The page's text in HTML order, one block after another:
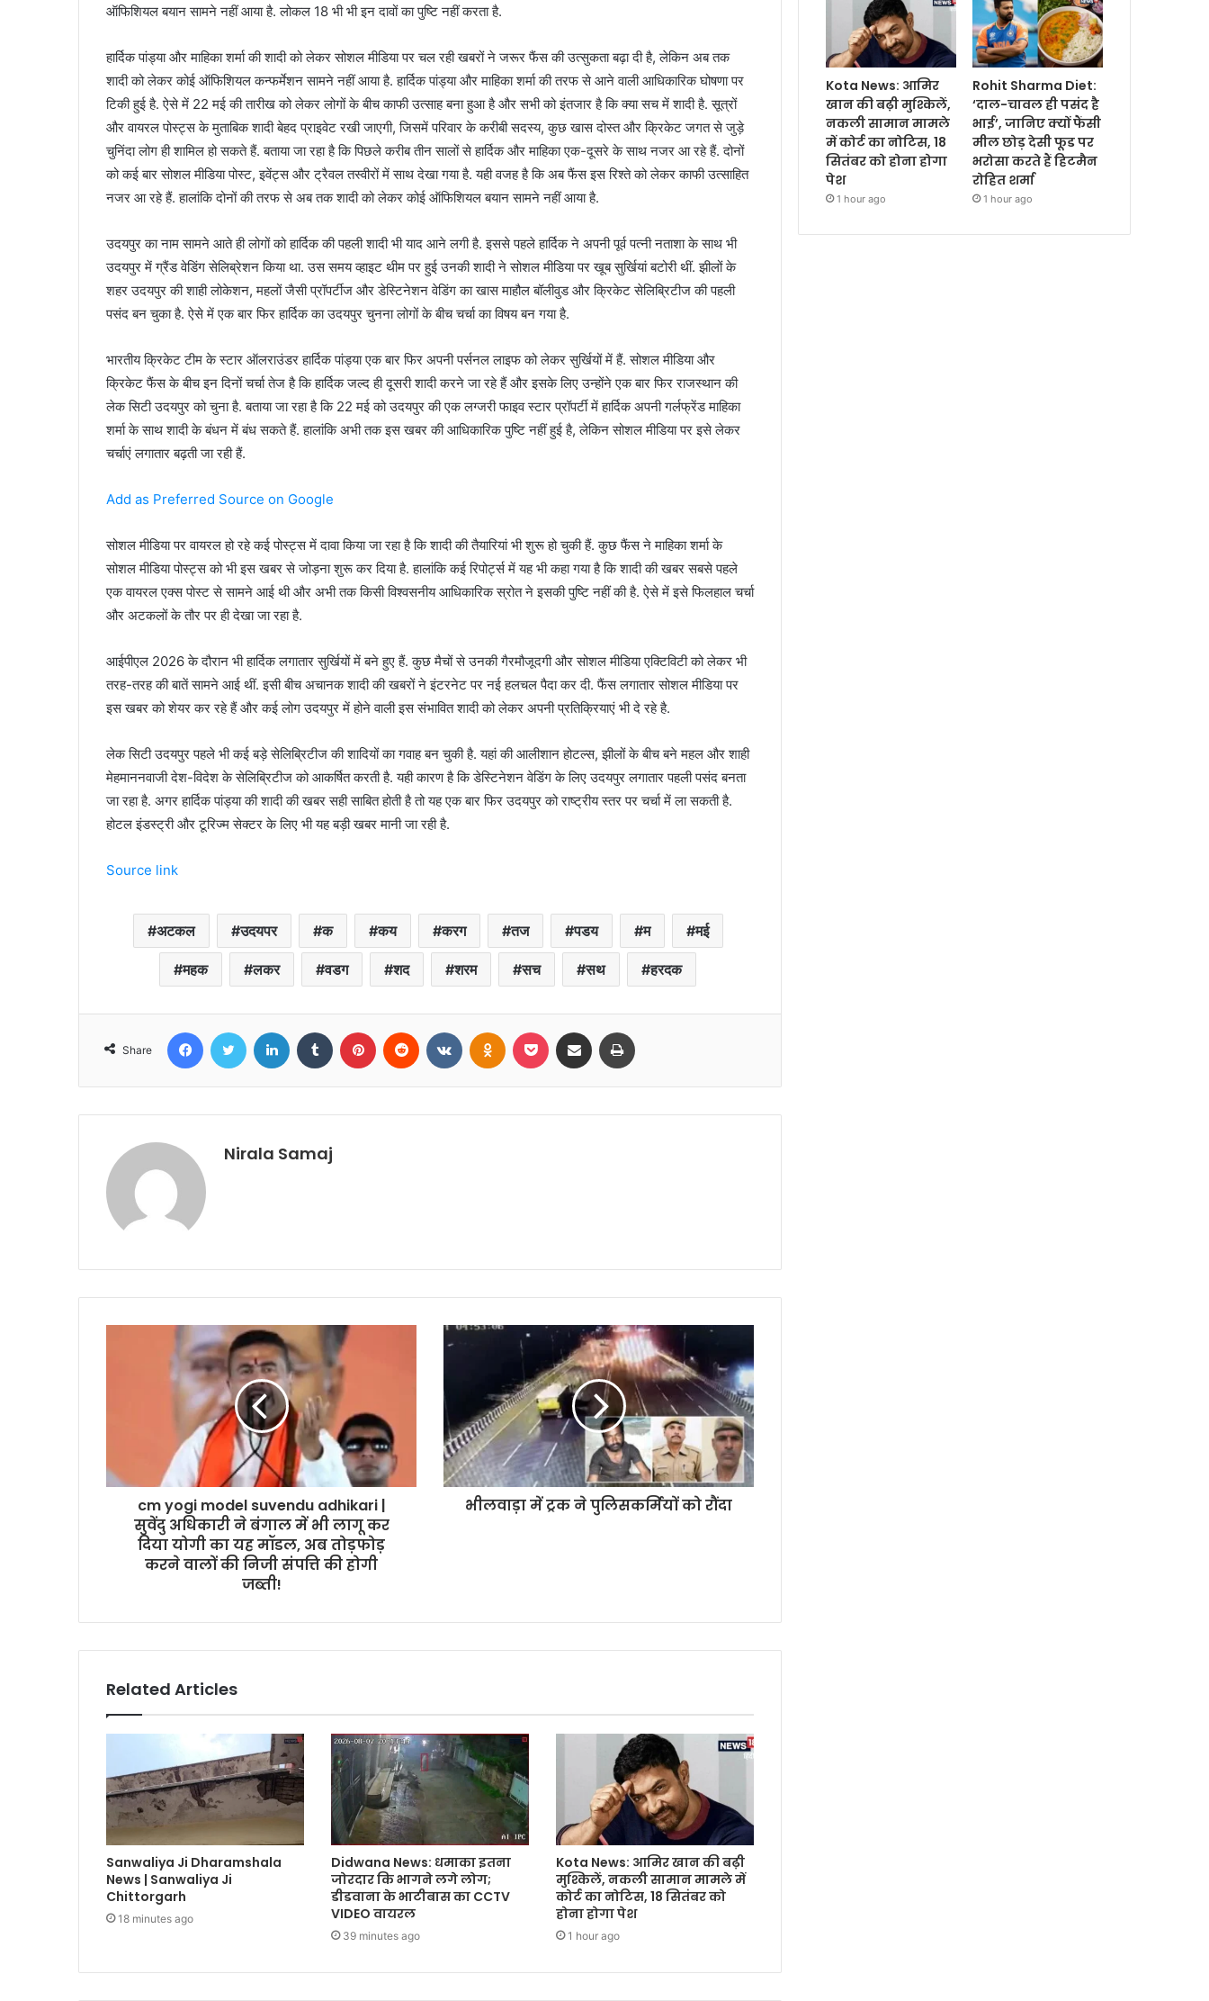
ऑफिशियल बयान सामने नहीं आया है. लोकल 18 भी भी इन दावों का पुष्टि नहीं करता है.
हार्दिक पांड्या और माहिका शर्मा की शादी को लेकर सोशल मीडिया पर चल रही खबरों ने जरूर फैंस की उत्सुकता बढ़ा दी है, लेकिन अब तक
शादी को लेकर कोई ऑफिशियल कन्फर्मेशन सामने नहीं आया है. हार्दिक पांड्या और माहिका शर्मा की तरफ से आने वाली आधिकारिक घोषणा पर
टिकी हुई है. ऐसे में 22 मई की तारीख को लेकर लोगों के बीच काफी उत्साह बना हुआ है और सभी को इंतजार है कि क्या सच में शादी है. सूत्रों
और वायरल पोस्ट्स के मुताबिक शादी बेहद प्राइवेट रखी जाएगी, जिसमें परिवार के करीबी सदस्य, कुछ खास दोस्त और क्रिकेट जगत से जुड़े
चुनिंदा लोग ही शामिल हो सकते हैं. बताया जा रहा है कि पिछले करीब तीन सालों से हार्दिक और माहिका एक-दूसरे के साथ नजर आ रहे हैं. दोनों
को कई बार सोशल मीडिया पोस्ट, इवेंट्स और ट्रैवल तस्वीरों में साथ देखा गया है. यही वजह है कि अब फैंस इस रिश्ते को लेकर काफी उत्साहित
नजर आ रहे हैं. हालांकि दोनों की तरफ से अब तक शादी को लेकर कोई ऑफिशियल बयान सामने नहीं आया है.
उदयपुर का नाम सामने आते ही लोगों को हार्दिक की पहली शादी भी याद आने लगी है. इससे पहले हार्दिक ने अपनी पूर्व पत्नी नताशा के साथ भी
उदयपुर में ग्रैंड वेडिंग सेलिब्रेशन किया था. उस समय व्हाइट थीम पर हुई उनकी शादी ने सोशल मीडिया पर खूब सुर्खियां बटोरी थीं. झीलों के
शहर उदयपुर की शाही लोकेशन, महलों जैसी प्रॉपर्टीज और डेस्टिनेशन वेडिंग का खास माहौल बॉलीवुड और क्रिकेट सेलिब्रिटीज की पहली
पसंद बन चुका है. ऐसे में एक बार फिर हार्दिक का उदयपुर चुनना लोगों के बीच चर्चा का विषय बन गया है.
भारतीय क्रिकेट टीम के स्टार ऑलराउंडर हार्दिक पांड्या एक बार फिर अपनी पर्सनल लाइफ को लेकर सुर्खियों में हैं. सोशल मीडिया और
क्रिकेट फैंस के बीच इन दिनों चर्चा तेज है कि हार्दिक जल्द ही दूसरी शादी करने जा रहे हैं और इसके लिए उन्होंने एक बार फिर राजस्थान की
लेक सिटी उदयपुर को चुना है. बताया जा रहा है कि 22 मई को उदयपुर की एक लग्जरी फाइव स्टार प्रॉपर्टी में हार्दिक अपनी गर्लफ्रेंड माहिका
शर्मा के साथ शादी के बंधन में बंध सकते हैं. हालांकि अभी तक इस खबर की आधिकारिक पुष्टि नहीं हुई है, लेकिन सोशल मीडिया पर इसे लेकर
चर्चाएं लगातार बढ़ती जा रही हैं.
Add as Preferred Source on Google
सोशल मीडिया पर वायरल हो रहे कई पोस्ट्स में दावा किया जा रहा है कि शादी की तैयारियां भी शुरू हो चुकी हैं. कुछ फैंस ने माहिका शर्मा के
सोशल मीडिया पोस्ट्स को भी इस खबर से जोड़ना शुरू कर दिया है. हालांकि कई रिपोर्ट्स में यह भी कहा गया है कि शादी की खबर सबसे पहले
एक वायरल एक्स पोस्ट से सामने आई थी और अभी तक किसी विश्वसनीय आधिकारिक स्रोत ने इसकी पुष्टि नहीं की है. ऐसे में इसे फिलहाल चर्चा
और अटकलों के तौर पर ही देखा जा रहा है.
आईपीएल 2026 के दौरान भी हार्दिक लगातार सुर्खियों में बने हुए हैं. कुछ मैचों से उनकी गैरमौजूदगी और सोशल मीडिया एक्टिविटी को लेकर भी
तरह-तरह की बातें सामने आई थीं. इसी बीच अचानक शादी की खबरों ने इंटरनेट पर नई हलचल पैदा कर दी. फैंस लगातार सोशल मीडिया पर
इस खबर को शेयर कर रहे हैं और कई लोग उदयपुर में होने वाली इस संभावित शादी को लेकर अपनी प्रतिक्रियाएं भी दे रहे है.
लेक सिटी उदयपुर पहले भी कई बड़े सेलिब्रिटीज की शादियों का गवाह बन चुकी है. यहां की आलीशान होटल्स, झीलों के बीच बने महल और शाही
मेहमाननवाजी देश-विदेश के सेलिब्रिटीज को आकर्षित करती है. यही कारण है कि डेस्टिनेशन वेडिंग के लिए उदयपुर लगातार पहली पसंद बनता
जा रहा है. अगर हार्दिक पांड्या की शादी की खबर सही साबित होती है तो यह एक बार फिर उदयपुर को राष्ट्रीय स्तर पर चर्चा में ला सकती है.
होटल इंडस्ट्री और टूरिज्म सेक्टर के लिए भी यह बड़ी खबर मानी जा रही है.
Source link
अटकल उदयपर क कय करग तज पडय म मई
महक लकर वडग शद शरम सच सथ हरदक
Share
FacebookTwitter LinkedIn Tumblr Pinterest Reddit VKontakteOdnoklassniki
Pocket Share via Email
Nirala Samaj
cm yogi model suvendu adhikari |
सुवेंदु अधिकारी ने बंगाल में भी लागू कर
दिया योगी का यह मॉडल, अब तोड़फोड़
करने वालों की निजी संपत्ति की होगी
जब्ती!
भीलवाड़ा में ट्रक ने पुलिसकर्मियों को रौंदा
Related Articles
Sanwaliya Ji Dharamshala
News | Sanwaliya Ji
Chittorgarh
18 minutes ago
Didwana News: धमाका इतना
जोरदार कि भागने लगे लोग;
डीडवाना के भाटीबास का CCTV
VIDEO वायरल
39 minutes ago
Kota News: आमिर खान की बढ़ी
मुश्किलें, नकली सामान मामले में
कोर्ट का नोटिस, 18 सितंबर को
होना होगा पेश
1 hour ago
Kota News: आमिर
खान की बढ़ी मुश्किलें,
नकली सामान मामले
में कोर्ट का नोटिस, 18
सितंबर को होना होगा
पेश
1 hour ago
Rohit Sharma Diet:
‘दाल-चावल ही पसंद है
भाई’, जानिए क्यों फैंसी
मील छोड़ देसी फूड पर
भरोसा करते हैं हिटमैन
रोहित शर्मा
1 hour ago